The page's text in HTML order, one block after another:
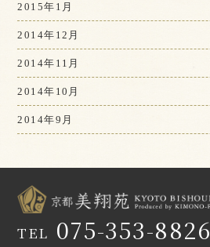
2015年1月
2014年12月
2014年11月
2014年10月
2014年9月
TEL 075-353-8826